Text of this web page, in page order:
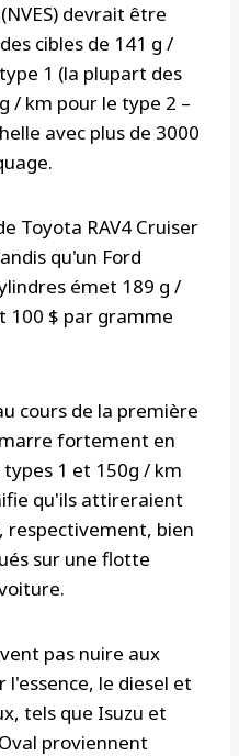
devrait être
cibles de 141 g /
1 (la plupart des
/ km pour le type 2 –
avec plus de 3000
Toyota RAV4 Cruiser
qu'un Ford
émet 189 g /
100 $ par gramme
cours de la première
fortement en
1 et 150g / km
qu'ils attireraient
respectivement, bien
sur une flotte
pas nuire aux
le diesel et
tels que Isuzu et
proviennent